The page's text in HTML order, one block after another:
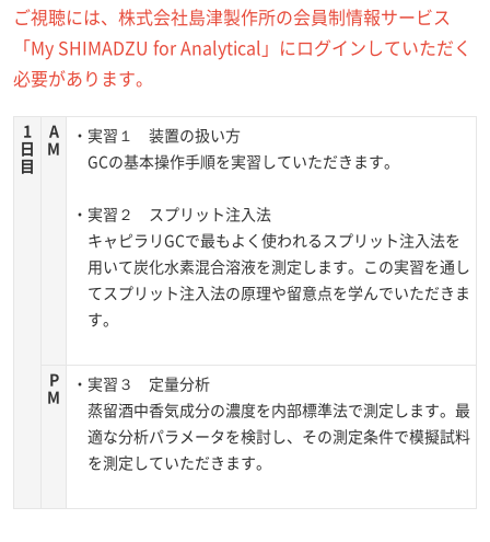
ご視聴には、株式会社島津製作所の会員制情報サービス
「My SHIMADZU for Analytical」にログインしていただく
必要があります。
1
日
目
A
M
・実習１ 装置の扱い方
GCの基本操作手順を実習していただきます。
・実習２ スプリット注入法
キャピラリGCで最もよく使われるスプリット注入法を
用いて炭化水素混合溶液を測定します。この実習を通し
てスプリット注入法の原理や留意点を学んでいただきま
す。
P
M
・実習３ 定量分析
蒸留酒中香気成分の濃度を内部標準法で測定します。最
適な分析パラメータを検討し、その測定条件で模擬試料
を測定していただきます。